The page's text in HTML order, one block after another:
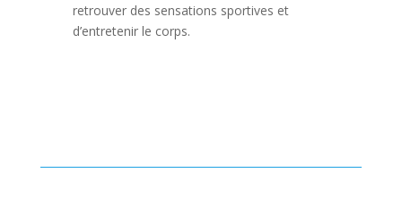
retrouver des sensations sportives et
d’entretenir le corps.